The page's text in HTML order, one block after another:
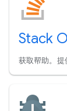
Stack
获取帮助。提